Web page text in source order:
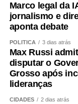
Marco legal da
jornalismo e
aponta debate
POLÍTICA 3 dias atrás
Max Russi
disputar o
Grosso após
lideranças
CIDADES 2 dias atrás